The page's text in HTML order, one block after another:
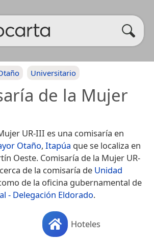
Universitario
de la Mujer
UR-III es una comisaría en
Otaño, Itapúa que se localiza en
Oeste. Comisaría de la Mujer UR-
de la comisaría de Unidad
de la oficina gubernamental de
- Delegación Eldorado.
Hoteles